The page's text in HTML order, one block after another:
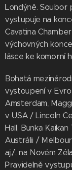
Londýně. Soubor
vystupuje na
Cavatina
výchovných
lásce ke komorní
Bohatá
vystoupení v
Amsterdam,
v USA / Lincoln
Hall, Bunka
Austrálii /
aj./, na Novém
Pravidelně